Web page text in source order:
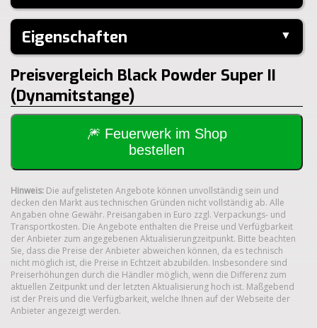
Eigenschaften ▼
Hersteller:
Pyro-Art
1.4S
Preisvergleich Black Powder Super II
(Dynamitstange)
🎆 Feuerwerk im Shop
bestellen
Hinweis: Die aufgelisteten Angebote können unvollständig sein und
decken den Markt aus technischen Gründen nicht vollständig ab. Alle
Angaben ohne Gewähr. Preisangaben in Euro zzgl. Verpackungs- und
Transportkosten. Die Angebote enthalten die Preise und Verfügbarkeit
der Anbieter zum angegebenen Aktualisierungzeitpunkt. Bitte beachten
Sie, dass die Preise der Anbieter abweichen können, da es technisch
nicht möglich ist, die Preise in Echtzeit abzubilden. Insbesondere sind
Preiserhöhungen durch die Händler möglich, wenn die Differenz zum
aktuellen Zeitpunkt und der letzten Aktualisierung hoch ist. Maßgebend
ist der Preis und die Verfügbarkeit, welche Ihnen auf der Webseite der
Anbieter angezeigt werden.